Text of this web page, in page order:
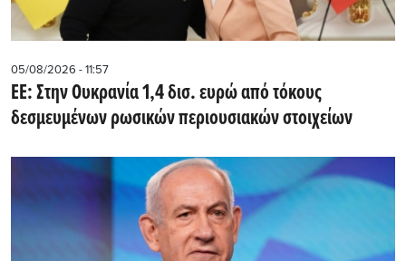
05/08/2026 - 11:57
ΕΕ: Στην Ουκρανία 1,4 δισ. ευρώ από τόκους
δεσμευμένων ρωσικών περιουσιακών στοιχείων